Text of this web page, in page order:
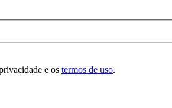
e os termos de uso.